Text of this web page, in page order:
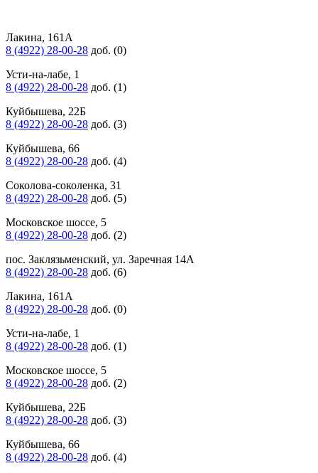
Лакина, 161А
8 (4922) 28-00-28 доб. (0)
Усти-на-лабе, 1
8 (4922) 28-00-28 доб. (1)
Куйбышева, 22Б
8 (4922) 28-00-28 доб. (3)
Куйбышева, 66
8 (4922) 28-00-28 доб. (4)
Соколова-соколенка, 31
8 (4922) 28-00-28 доб. (5)
Московское шоссе, 5
8 (4922) 28-00-28 доб. (2)
пос. Заклязьменский, ул. Заречная 14А
8 (4922) 28-00-28 доб. (6)
Лакина, 161А
8 (4922) 28-00-28 доб. (0)
Усти-на-лабе, 1
8 (4922) 28-00-28 доб. (1)
Московское шоссе, 5
8 (4922) 28-00-28 доб. (2)
Куйбышева, 22Б
8 (4922) 28-00-28 доб. (3)
Куйбышева, 66
8 (4922) 28-00-28 доб. (4)